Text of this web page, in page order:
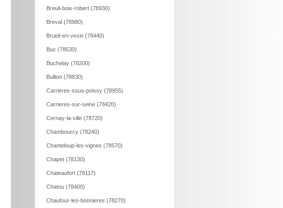
Breuil-bois-robert (78930)
Breval (78980)
Brueil-en-vexin (78440)
Buc (78530)
Buchelay (78200)
Bullion (78830)
Carrieres-sous-poissy (78955)
Carrieres-sur-seine (78420)
Cernay-la-ville (78720)
Chambourcy (78240)
Chanteloup-les-vignes (78570)
Chapet (78130)
Chateaufort (78117)
Chatou (78400)
Chaufour-les-bonnieres (78270)